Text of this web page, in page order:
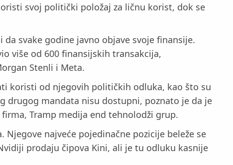
svoj politički položaj za ličnu korist, dok se
svake godine javno objave svoje finansije.
više od 600 finansijskih transakcija,
Stenli i Meta.
koristi od njegovih političkih odluka, kao što su
drugog mandata nisu dostupni, poznato je da je
Tramp medija end tehnolodži grup.
najveće pojedinačne pozicije beleže se
prodaju čipova Kini, ali je tu odluku kasnije